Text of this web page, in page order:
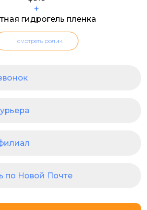
+
гидрогель пленка
смотреть ролик
по Новой Почте